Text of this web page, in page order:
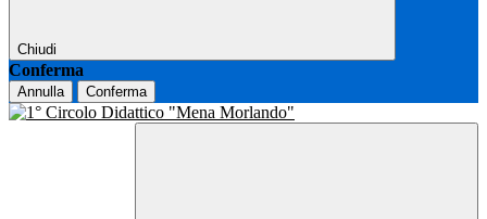
Chiudi
Conferma
Annulla Conferma